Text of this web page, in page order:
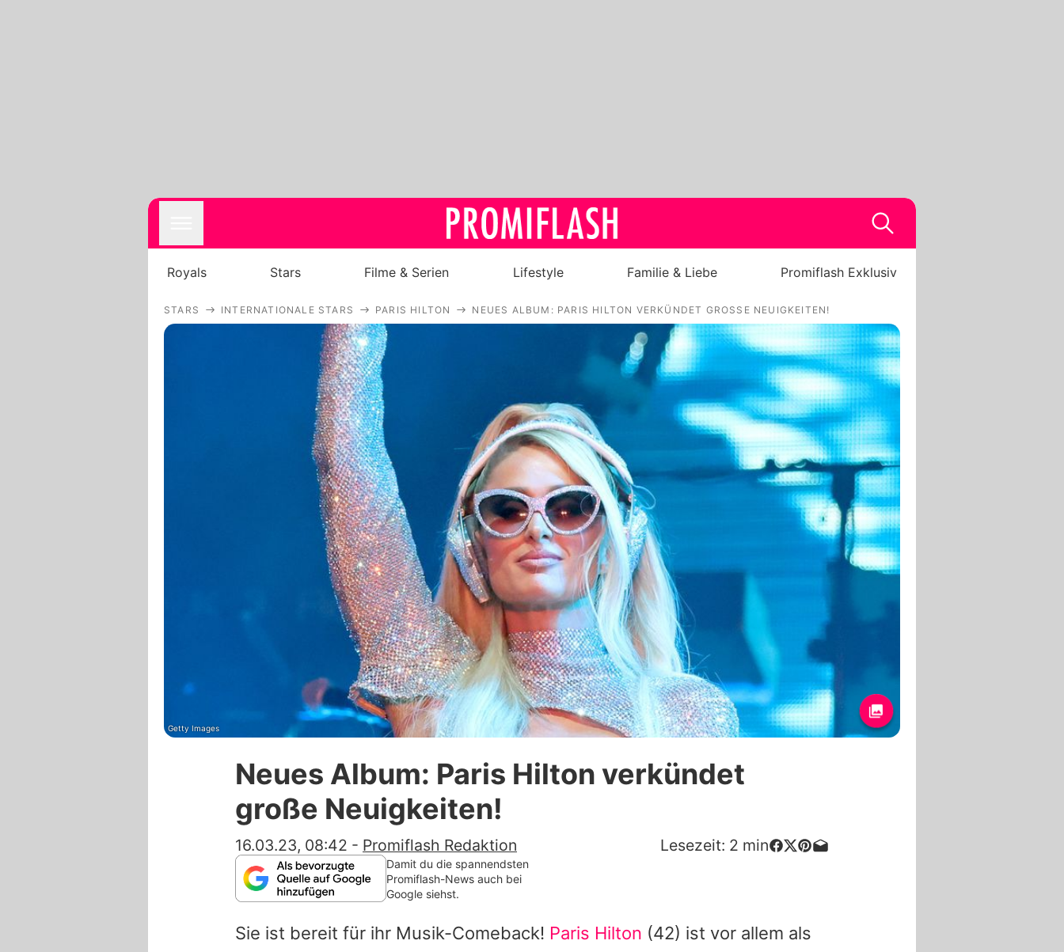
Royals
Lifestyle
Familie & Liebe
Promiflash Exklusiv
Alle Themen auf Promiflash
Jobs
App runterladen
Team
Redaktionelle Richtlinien
Impressum
Datenschutzerklärung
Nutzungsbedingungen
Utiq verwalten
Royals Stars Filme & Serien Lifestyle Familie & Liebe Promiflash Exklusiv
STARS INTERNATIONALE STARS PARIS HILTON NEUES ALBUM: PARIS HILTON VERKÜNDET GROSSE NEUIGKEITEN!
Getty Images
Neues Album: Paris Hilton verkündet
große Neuigkeiten!
16.03.23, 08:42 - Promiflash Redaktion Lesezeit: 2 min
Damit du die spannendsten
Promiflash-News auch bei
Google siehst.
Sie ist bereit für ihr Musik-Comeback! Paris Hilton (42) ist vor allem als